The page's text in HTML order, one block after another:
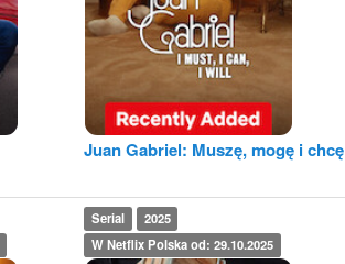
Juan Gabriel: Muszę, mogę i chcę
Serial
2025
W Netflix Polska od: 29.10.2025